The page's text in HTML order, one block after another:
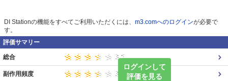
DI Stationの機能をすべてご利用いただくには、 m3.comへのログインが必要で
す。
評価サマリー
ログインして
評価を見る
総合
副作用頻度